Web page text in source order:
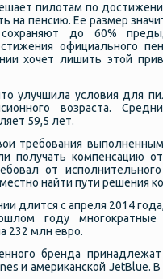
пилотам по
на пенсию. Ее размер
до 60%
официального
хочет лишить этой
улучшила условия для
возраста.
59,5 лет.
требования
получать компенсацию
от
найти пути решения
длится с апреля 2014
году многократные
232 млн евро.
бренда
и американской JetBlue.